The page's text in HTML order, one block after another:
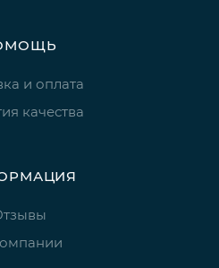
и оплата
качества